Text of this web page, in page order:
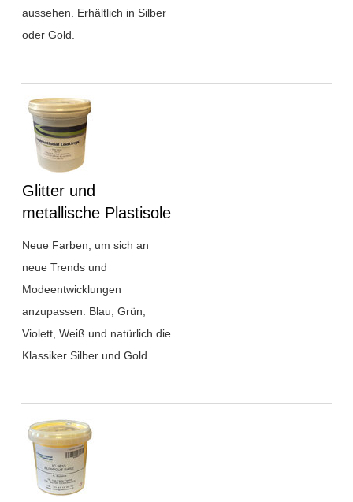
aussehen. Erhältlich in Silber
oder Gold.
Überschrift
1
Glitter und
metallische Plastisole
Neue Farben, um sich an
neue Trends und
Modeentwicklungen
anzupassen: Blau, Grün,
Violett, Weiß und natürlich die
Klassiker Silber und Gold.